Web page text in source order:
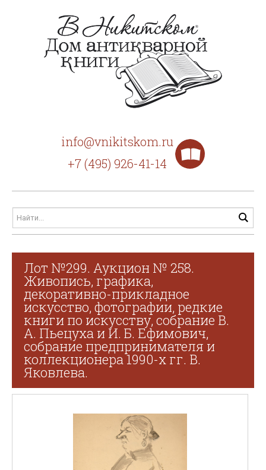
info@vnikitskom.ru
+7 (495) 926-41-14
Лот №299. Аукцион № 258.
Живопись, графика,
декоративно-прикладное
искусство, фотографии, редкие
книги по искусству, собрание В.
А. Пьецуха и И. Б. Ефимович,
собрание предпринимателя и
коллекционера 1990-х гг. В.
Яковлева.